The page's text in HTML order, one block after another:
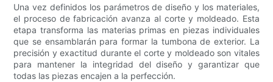
Una vez definidos los parámetros de diseño y los materiales,
el proceso de fabricación avanza al corte y moldeado. Esta
etapa transforma las materias primas en piezas individuales
que se ensamblarán para formar la tumbona de exterior. La
precisión y exactitud durante el corte y moldeado son vitales
para mantener la integridad del diseño y garantizar que
todas las piezas encajen a la perfección.